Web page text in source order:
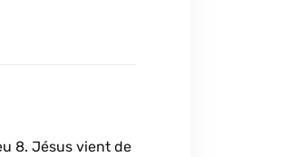
8. Jésus vient de